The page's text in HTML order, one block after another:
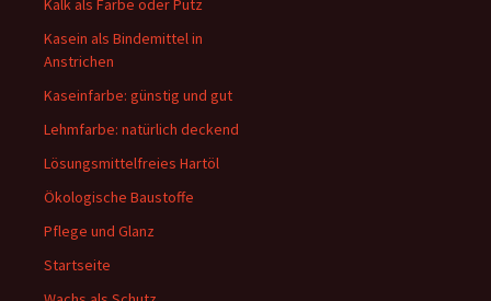
Kalk als Farbe oder Putz
Kasein als Bindemittel in
Anstrichen
Kaseinfarbe: günstig und gut
Lehmfarbe: natürlich deckend
Lösungsmittelfreies Hartöl
Ökologische Baustoffe
Pflege und Glanz
Startseite